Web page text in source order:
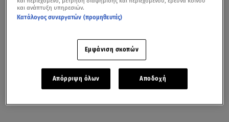
και ανάπτυξη υπηρεσιών.
Κατάλογος συνεργατών (προμηθευτές)
Εμφάνιση σκοπών
Απόρριψη όλων Αποδοχή